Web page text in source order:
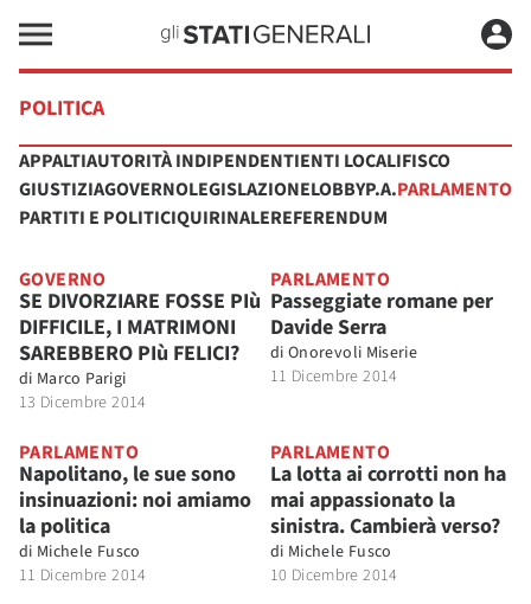
POLITICA
APPALTIAUTORITÀ INDIPENDENTIENTI LOCALIFISCO
GIUSTIZIAGOVERNOLEGISLAZIONELOBBYP.A.PARLAMENTO
PARTITI E POLITICIQUIRINALEREFERENDUM
GOVERNO
SE DIVORZIARE FOSSE PIù
DIFFICILE, I MATRIMONI
SAREBBERO PIù FELICI?
di Marco Parigi
13 Dicembre 2014
PARLAMENTO
Passeggiate romane per
Davide Serra
di Onorevoli Miserie
11 Dicembre 2014
PARLAMENTO
Napolitano, le sue sono
insinuazioni: noi amiamo
la politica
di Michele Fusco
11 Dicembre 2014
PARLAMENTO
La lotta ai corrotti non ha
mai appassionato la
sinistra. Cambierà verso?
di Michele Fusco
10 Dicembre 2014